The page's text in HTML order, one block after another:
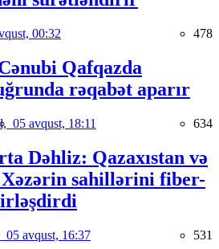
00:32 478
Qafqazda
rəqabət aparır
05 avqust, 18:11 634
Dəhliz: Qazaxıstan və
sahillərini fiber-
05 avqust, 16:37 531